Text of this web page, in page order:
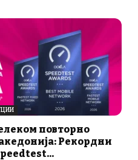
повторно
Рекордни